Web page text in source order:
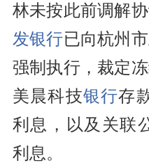
林未按此前调解
发银行已向杭州
强制执行，裁定
美晨科技银行存
利息，以及关联
利息。